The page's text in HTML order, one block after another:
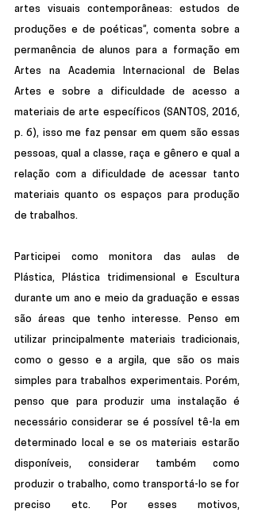
artes visuais contemporâneas: estudos de
produções e de poéticas”, comenta sobre a
permanência de alunos para a formação em
Artes na Academia Internacional de Belas
Artes e sobre a dificuldade de acesso a
materiais de arte específicos (SANTOS, 2016,
p. 6), isso me faz pensar em quem são essas
pessoas, qual a classe, raça e gênero e qual a
relação com a dificuldade de acessar tanto
materiais quanto os espaços para produção
de trabalhos.
Participei como monitora das aulas de
Plástica, Plástica tridimensional e Escultura
durante um ano e meio da graduação e essas
são áreas que tenho interesse. Penso em
utilizar principalmente materiais tradicionais,
como o gesso e a argila, que são os mais
simples para trabalhos experimentais. Porém,
penso que para produzir uma instalação é
necessário considerar se é possível tê-la em
determinado local e se os materiais estarão
disponíveis, considerar também como
produzir o trabalho, como transportá-lo se for
preciso etc. Por esses motivos,